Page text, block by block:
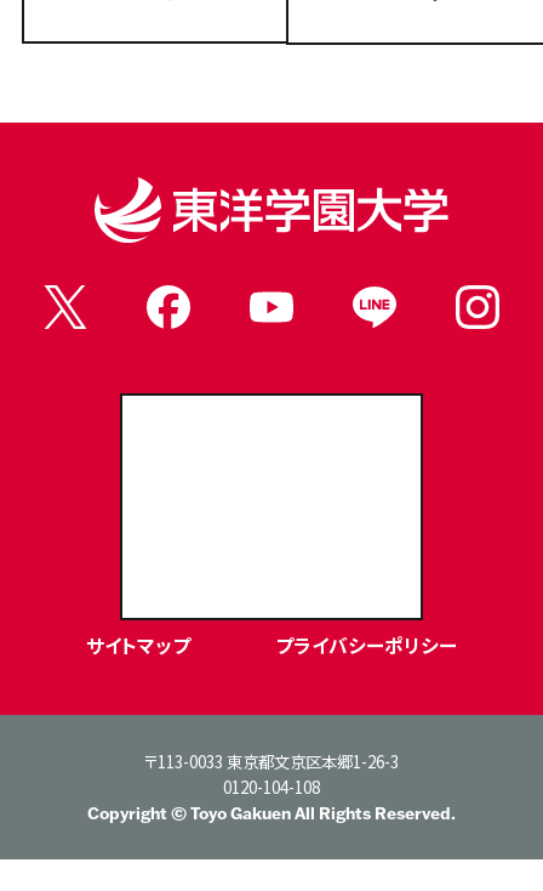
サイトマップ プライバシーポリシー
〒113-0033 東京都文京区本郷1-26-3
0120-104-108
Copyright © Toyo Gakuen All Rights Reserved.